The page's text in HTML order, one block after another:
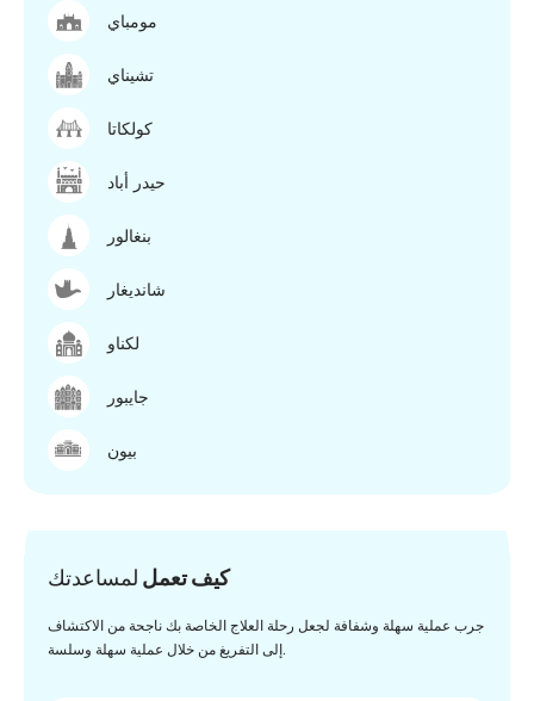
مومباي
تشيناي
كولكاتا
حيدر أباد
بنغالور
شانديغار
لكناو
جايبور
بيون
كيف تعمل لمساعدتك
جرب عملية سهلة وشفافة لجعل رحلة العلاج الخاصة بك ناجحة من الاكتشاف
إلى التفريغ من خلال عملية سهلة وسلسة.